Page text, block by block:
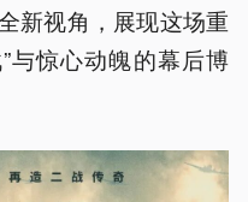
新视角，展现这场重
与惊心动魄的幕后博